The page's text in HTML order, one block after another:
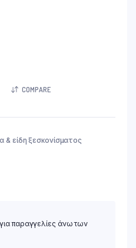
COMPARE
& είδη ξεσκονίσματος
παραγγελίες άνω των